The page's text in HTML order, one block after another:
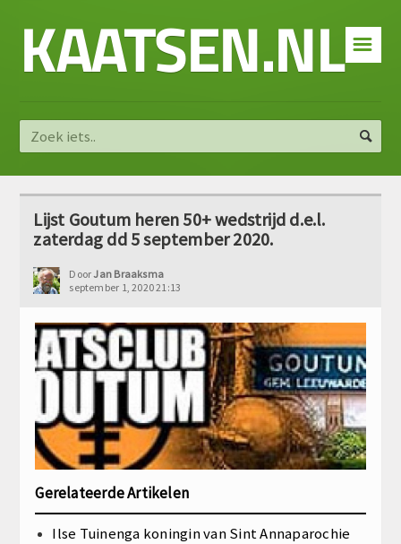
☰
KAATSEN.NL
Lijst Goutum heren 50+ wedstrijd d.e.l.
zaterdag dd 5 september 2020.
DoorJan Braaksma
september 1, 2020 21:13
Gerelateerde Artikelen
Ilse Tuinenga koningin van Sint Annaparochie